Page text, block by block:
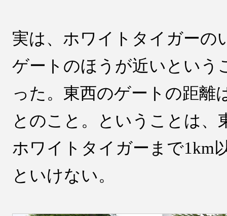
実は、ホワイトタイガーの
ゲートのほうが近いという
った。東西のゲートの距離
とのこと。ということは、
ホワイトタイガーまで1km
といけない。